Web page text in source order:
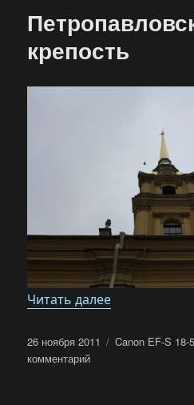
—
Трубецкого
крепость
Читать далее
Опубликовано
26 ноября 2011 Метки
Canon EF-S 18-
комментарийк